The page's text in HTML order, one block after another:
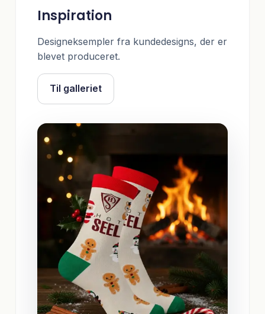
Inspiration
Designeksempler fra kundedesigns, der er
blevet produceret.
Til galleriet